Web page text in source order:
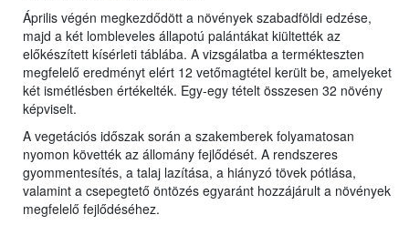
Április végén megkezdődött a növények szabadföldi edzése,
majd a két lombleveles állapotú palántákat kiültették az
előkészített kísérleti táblába. A vizsgálatba a termékteszten
megfelelő eredményt elért 12 vetőmagtétel került be, amelyeket
két ismétlésben értékelték. Egy-egy tételt összesen 32 növény
képviselt.
A vegetációs időszak során a szakemberek folyamatosan
nyomon követték az állomány fejlődését. A rendszeres
gyommentesítés, a talaj lazítása, a hiányzó tövek pótlása,
valamint a csepegtető öntözés egyaránt hozzájárult a növények
megfelelő fejlődéséhez.